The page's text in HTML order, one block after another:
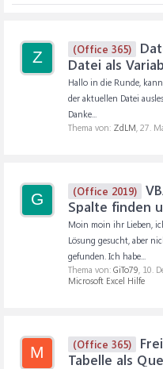
Z (Office 365)
Datei als
Hallo in die Runde,
der aktuellen Datei
Danke...
Thema von: ZdLM, 27.
G (Office 2019)
Spalte finden
Moin moin ihr Lieben,
Lösung gesucht, aber
gefunden. Ich habe...
Thema von: GiTo79, 10.
Microsoft Excel Hilfe
M (Office 365)
Tabelle als